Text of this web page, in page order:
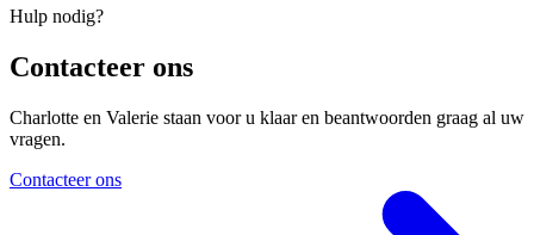
Hulp nodig?
Contacteer ons
Charlotte en Valerie staan voor u klaar en beantwoorden graag al uw
vragen.
Contacteer ons